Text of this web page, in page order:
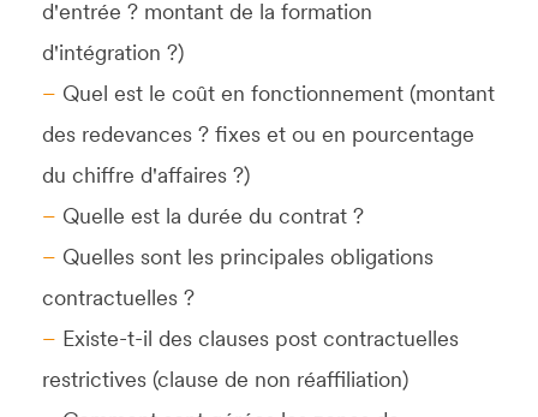
d'entrée ? montant de la formation
d'intégration ?)
Quel est le coût en fonctionnement (montant
des redevances ? fixes et ou en pourcentage
du chiffre d'affaires ?)
Quelle est la durée du contrat ?
Quelles sont les principales obligations
contractuelles ?
Existe-t-il des clauses post contractuelles
restrictives (clause de non réaffiliation)